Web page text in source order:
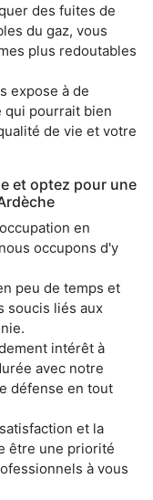
des fuites de
du gaz, vous
plus redoutables
expose à de
qui pourrait bien
de vie et votre
et optez pour une
en
occupons d'y
peu de temps et
soucis liés aux
intérêt à
avec notre
défense en tout
et la
être une priorité
à vous